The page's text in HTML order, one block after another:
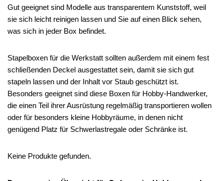
Gut geeignet sind Modelle aus transparentem Kunststoff, weil
sie sich leicht reinigen lassen und Sie auf einen Blick sehen,
was sich in jeder Box befindet.
Stapelboxen für die Werkstatt sollten außerdem mit einem fest
schließenden Deckel ausgestattet sein, damit sie sich gut
stapeln lassen und der Inhalt vor Staub geschützt ist.
Besonders geeignet sind diese Boxen für Hobby-Handwerker,
die einen Teil ihrer Ausrüstung regelmäßig transportieren wollen
oder für besonders kleine Hobbyräume, in denen nicht
genügend Platz für Schwerlastregale oder Schränke ist.
Keine Produkte gefunden.